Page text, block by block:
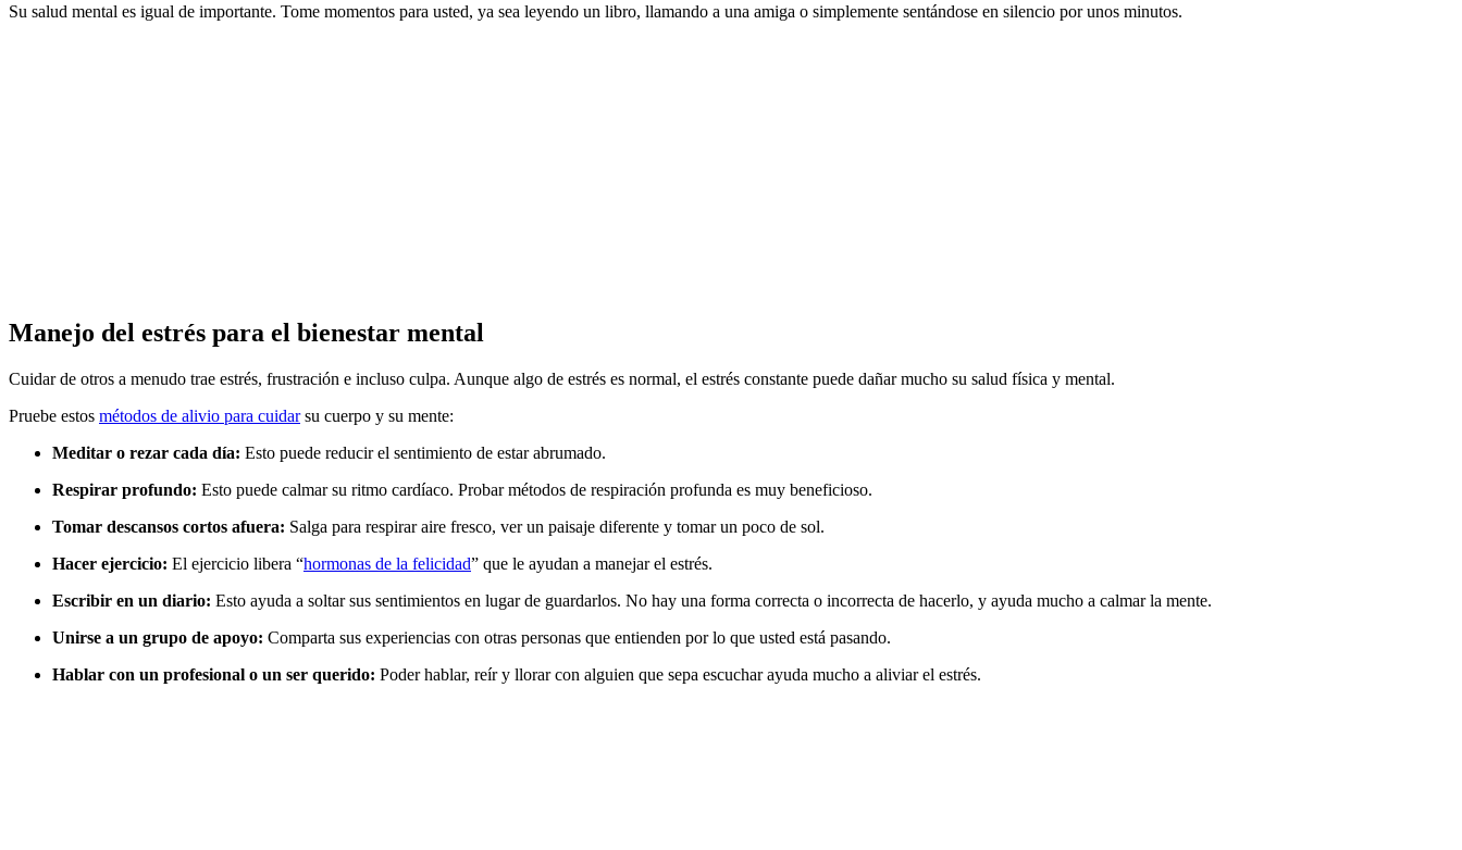
Su salud mental es igual de importante. Tome momentos para usted, ya sea leyendo un libro, llamando a una amiga o simplemente sentándose en silencio por unos minutos.
Manejo del estrés para el bienestar mental
Cuidar de otros a menudo trae estrés, frustración e incluso culpa. Aunque algo de estrés es normal, el estrés constante puede dañar mucho su salud física y mental.
Pruebe estos métodos de alivio para cuidarsu cuerpo y su mente:
Meditar o rezar cada día: Esto puede reducir el sentimiento de estar abrumado.
Respirar profundo: Esto puede calmar su ritmo cardíaco. Probar métodos de respiración profunda es muy beneficioso.
Tomar descansos cortos afuera: Salga para respirar aire fresco, ver un paisaje diferente y tomar un poco de sol.
Hacer ejercicio: El ejercicio libera “hormonas de la felicidad” que le ayudan a manejar el estrés.
Escribir en un diario: Esto ayuda a soltar sus sentimientos en lugar de guardarlos. No hay una forma correcta o incorrecta de hacerlo, y ayuda mucho a calmar la mente.
Unirse a un grupo de apoyo: Comparta sus experiencias con otras personas que entienden por lo que usted está pasando.
Hablar con un profesional o un ser querido: Poder hablar, reír y llorar con alguien que sepa escuchar ayuda mucho a aliviar el estrés.